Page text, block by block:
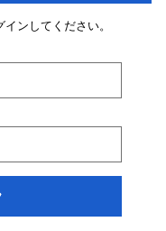
ンしてください。